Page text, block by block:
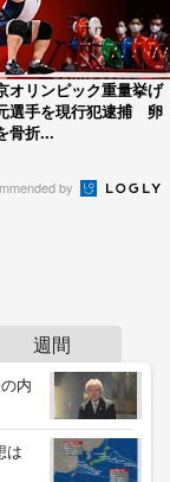
オリンピック重量挙げ
選手を現行犯逮捕 卵
骨折...
by
週間
内
は